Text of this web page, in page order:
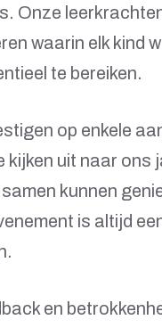
Onze
waarin elk kind
te bereiken.
op enkele
kijken uit naar
kunnen
is altijd
en